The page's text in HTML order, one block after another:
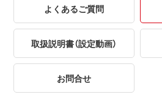
よくあるご質問
取扱説明書（設定動画）
お問合せ